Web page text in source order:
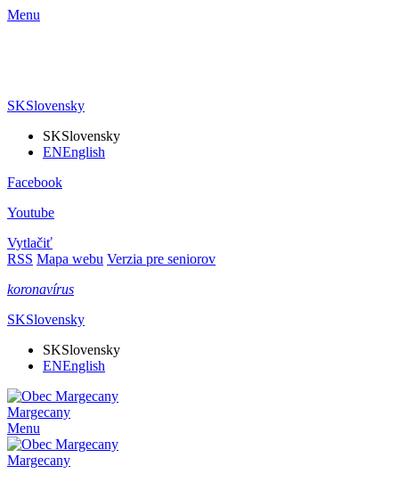
Menu
SKSlovensky
SKSlovensky
ENEnglish
Facebook
Youtube
Vytlačiť
RSS Mapa webu Verzia pre seniorov
koronavírus
SKSlovensky
SKSlovensky
ENEnglish
Margecany
Menu
Margecany